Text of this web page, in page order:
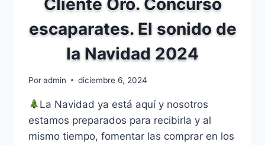
Cliente Oro. Concurso
escaparates. El sonido de
la Navidad 2024
Poradmin diciembre 6, 2024
La Navidad ya está aquí y nosotros
estamos preparados para recibirla y al
mismo tiempo, fomentar las comprar en los